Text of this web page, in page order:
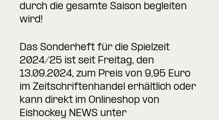
durch die gesamte Saison begleiten
wird!
Das Sonderheft für die Spielzeit
2024/25 ist seit Freitag, den
13.09.2024, zum Preis von 9,95 Euro
im Zeitschriftenhandel erhältlich oder
kann direkt im Onlineshop von
Eishockey NEWS unter